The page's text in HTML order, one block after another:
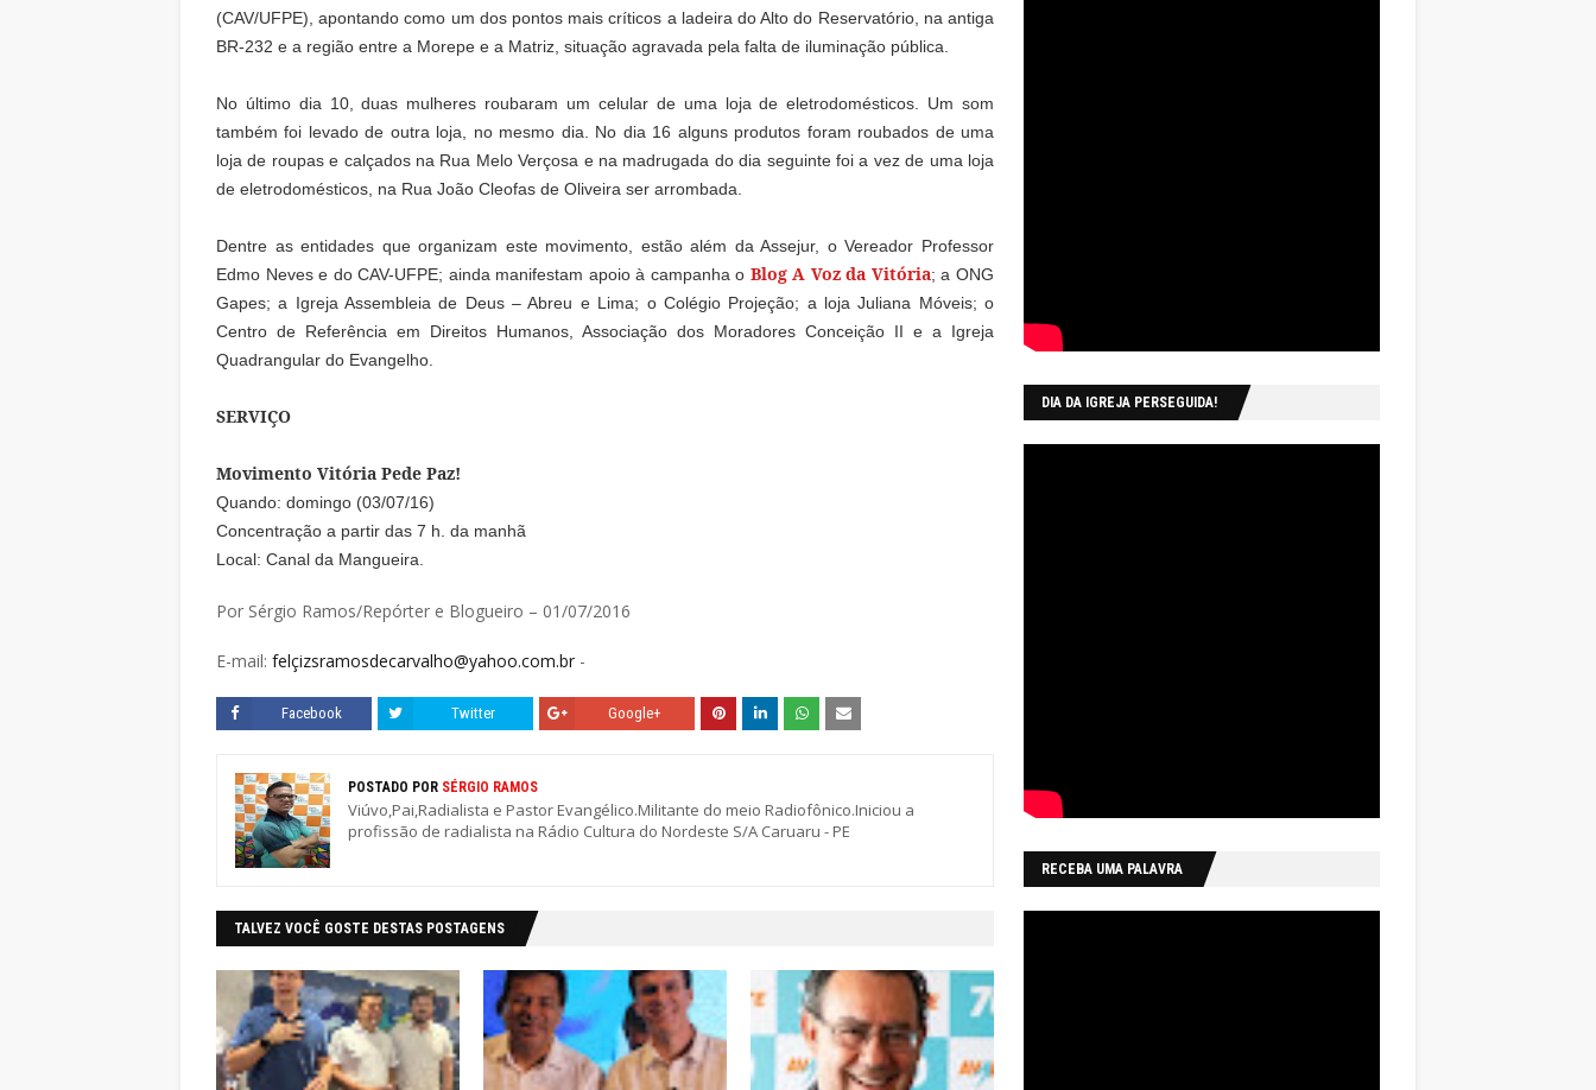
(CAV/UFPE), apontando como um dos pontos mais críticos a ladeira do Alto do Reservatório, na antiga
BR-232 e a região entre a Morepe e a Matriz, situação agravada pela falta de iluminação pública.
No último dia 10, duas mulheres roubaram um celular de uma loja de eletrodomésticos. Um som
também foi levado de outra loja, no mesmo dia. No dia 16 alguns produtos foram roubados de uma
loja de roupas e calçados na Rua Melo Verçosa e na madrugada do dia seguinte foi a vez de uma loja
de eletrodomésticos, na Rua João Cleofas de Oliveira ser arrombada.
Dentre as entidades que organizam este movimento, estão além da Assejur, o Vereador Professor
Edmo Neves e do CAV-UFPE; ainda manifestam apoio à campanha o Blog A Voz da Vitória; a ONG
Gapes; a Igreja Assembleia de Deus – Abreu e Lima; o Colégio Projeção; a loja Juliana Móveis; o
Centro de Referência em Direitos Humanos, Associação dos Moradores Conceição II e a Igreja
Quadrangular do Evangelho.
SERVIÇO
Movimento Vitória Pede Paz!
Quando: domingo (03/07/16)
Concentração a partir das 7 h. da manhã
Local: Canal da Mangueira.
Por Sérgio Ramos/Repórter e Blogueiro – 01/07/2016
E-mail: felçizsramosdecarvalho@yahoo.com.br -
Facebook Twitter Google+
POSTADO POR SÉRGIO RAMOS
Viúvo,Pai,Radialista e Pastor Evangélico.Militante do meio Radiofônico.Iniciou a
profissão de radialista na Rádio Cultura do Nordeste S/A Caruaru - PE
TALVEZ VOCÊ GOSTE DESTAS POSTAGENS
DIA DA IGREJA PERSEGUIDA!
RECEBA UMA PALAVRA